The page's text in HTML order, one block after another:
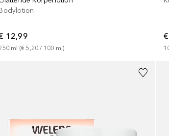
12,99
ml (€ 5,20 / 100 ml)